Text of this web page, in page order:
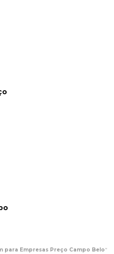
para Empresas Preço Campo Belo"